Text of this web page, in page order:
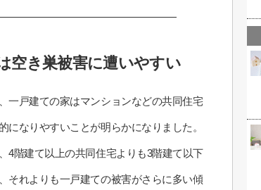
空き巣被害に遭いやすい
一戸建ての家はマンションなどの共同住宅
になりやすいことが明らかになりました。
4階建て以上の共同住宅よりも3階建て以下
それよりも一戸建ての被害がさらに多い傾